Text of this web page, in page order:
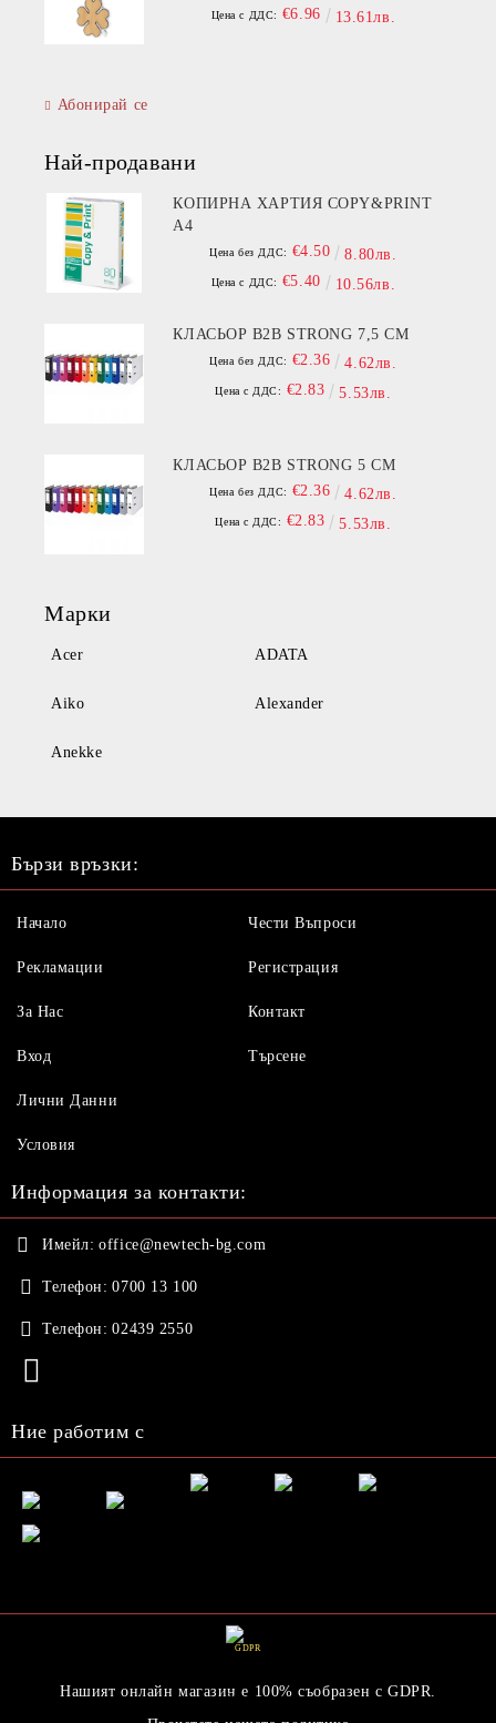
Цена с ДДС: €6.96 13.61лв.
Абонирай се
Най-продавани
КОПИРНА ХАРТИЯ COPY&PRINT
A4
Цена без ДДС: €4.50 8.80лв.
Цена с ДДС: €5.40 10.56лв.
КЛАСЬОР B2B STRONG 7,5 СМ
Цена без ДДС: €2.36 4.62лв.
Цена с ДДС: €2.83 5.53лв.
КЛАСЬОР B2B STRONG 5 СМ
Цена без ДДС: €2.36 4.62лв.
Цена с ДДС: €2.83 5.53лв.
Марки
Acer ADATA
Aiko Alexander
Anekke
Бързи връзки:
Начало
Рекламации
За Нас
Вход
Чести Въпроси
Регистрация
Контакт
Търсене
Лични Данни
Условия
Информация за контакти:
Имейл: office@newtech-bg.com
Телефон: 0700 13 100
Телефон: 02439 2550
Ние работим с
GDPR
Нашият онлайн магазин е 100% съобразен с GDPR.